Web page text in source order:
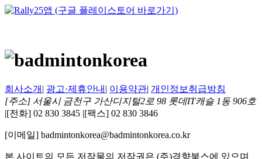
회사소개 | 광고·제휴안내 | 이용약관| 개인정보취급방침
[주소] 서울시 금천구 가산디지털2로 98 롯데IT캐슬 1동 906호
|[전화] 02 830 3845 |[팩스] 02 830 3846
[이메일] badmintonkorea@badmintonkorea.co.kr
본 사이트의 모든 저작물의 저작권은 (주)경향북스에 있으며